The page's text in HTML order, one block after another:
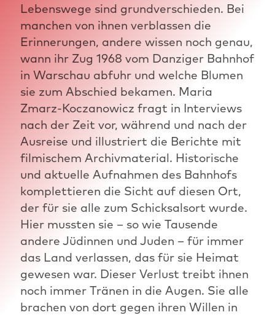
Lebenswege sind grundverschieden. Bei
manchen von ihnen verblassen die
Erinnerungen, andere wissen noch genau,
wann ihr Zug 1968 vom Danziger Bahnhof
in Warschau abfuhr und welche Blumen
sie zum Abschied bekamen. Maria
Zmarz-Koczanowicz fragt in Interviews
nach der Zeit vor, während und nach der
Ausreise und illustriert die Berichte mit
filmischem Archivmaterial. Historische
und aktuelle Aufnahmen des Bahnhofs
komplettieren die Sicht auf diesen Ort,
der für sie alle zum Schicksalsort wurde.
Hier mussten sie – so wie Tausende
andere Jüdinnen und Juden – für immer
das Land verlassen, das für sie Heimat
gewesen war. Dieser Verlust treibt ihnen
noch immer Tränen in die Augen. Sie alle
brachen von dort gegen ihren Willen in